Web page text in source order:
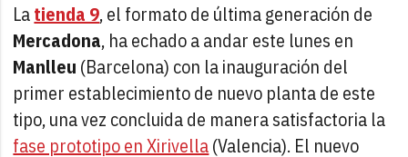
Latienda 9, el formato de última generación de
Mercadona, ha echado a andar este lunes en
Manlleu (Barcelona) con la inauguración del
primer establecimiento de nuevo planta de este
tipo, una vez concluida de manera satisfactoria la
fase prototipo en Xirivella(Valencia). El nuevo